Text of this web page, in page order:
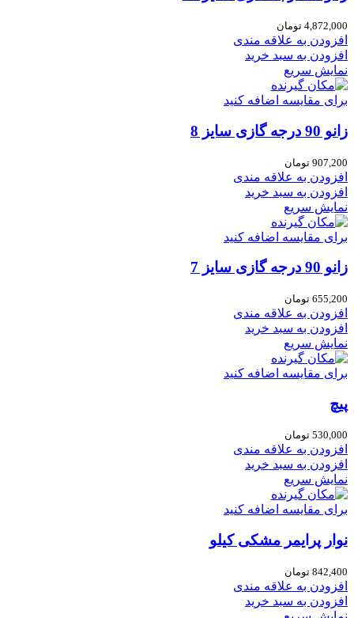
4,872,000 تومان
افزودن به علاقه مندی
افزودن به سبد خرید
نمایش سریع
برای مقایسه اضافه کنید
زانو 90 درجه گازی سایز 8
907,200 تومان
افزودن به علاقه مندی
افزودن به سبد خرید
نمایش سریع
برای مقایسه اضافه کنید
زانو 90 درجه گازی سایز 7
655,200 تومان
افزودن به علاقه مندی
افزودن به سبد خرید
نمایش سریع
برای مقایسه اضافه کنید
پیچ
530,000 تومان
افزودن به علاقه مندی
افزودن به سبد خرید
نمایش سریع
برای مقایسه اضافه کنید
نوار پرایمر مشکی کیلو
842,400 تومان
افزودن به علاقه مندی
افزودن به سبد خرید